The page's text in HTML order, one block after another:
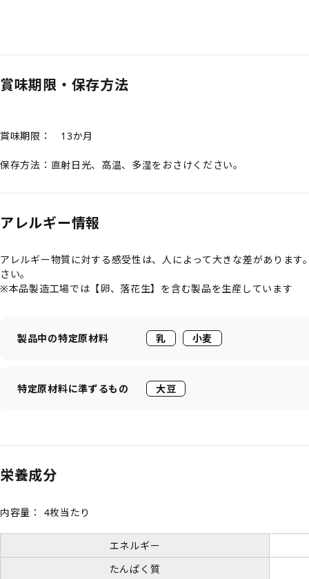
賞味期限・保存方法
賞味期限： 13か月
保存方法：直射日光、高温、多湿をおさけください。
アレルギー情報
アレルギー物質に対する感受性は、人によって大きな差がありま
さい。
※本品製造工場では【卵、落花生】を含む製品を生産しています
製品中の特定原材料 乳 小麦
特定原材料に準ずるもの 大豆
栄養成分
内容量： 4枚当たり
エネルギー
たんぱく質